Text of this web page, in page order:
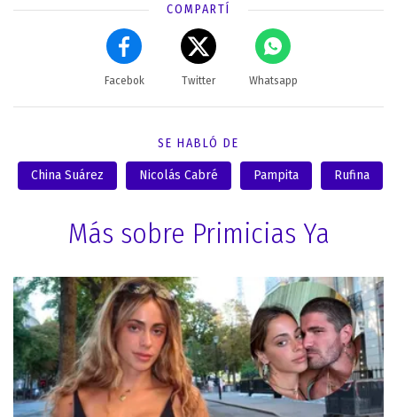
COMPARTÍ
Facebok Twitter Whatsapp
SE HABLÓ DE
China Suárez Nicolás Cabré Pampita Rufina
Más sobre Primicias Ya